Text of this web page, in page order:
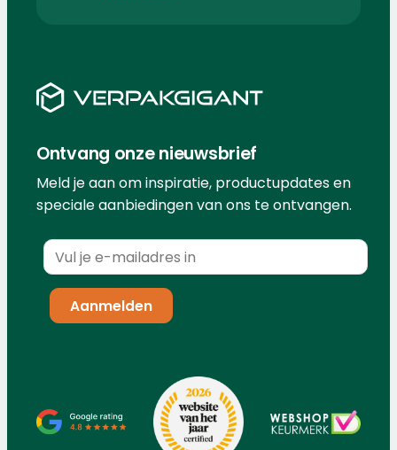
Ontvang onze nieuwsbrief
Meld je aan om inspiratie, productupdates en
speciale aanbiedingen van ons te ontvangen.